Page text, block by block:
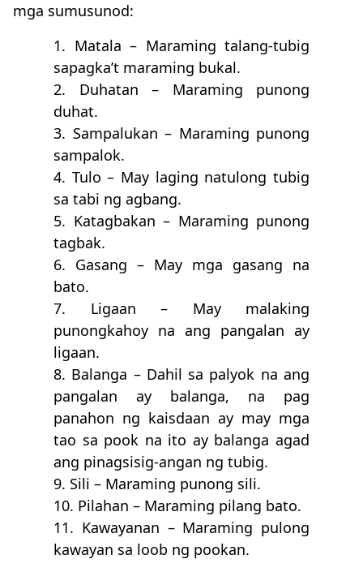
mga sumusunod:
1. Matala – Maraming talang-tubig
sapagka’t maraming bukal.
2. Duhatan – Maraming punong
duhat.
3. Sampalukan – Maraming punong
sampalok.
4. Tulo – May laging natulong tubig
sa tabi ng agbang.
5. Katagbakan – Maraming punong
tagbak.
6. Gasang – May mga gasang na
bato.
7. Ligaan – May malaking
punongkahoy na ang pangalan ay
ligaan.
8. Balanga – Dahil sa palyok na ang
pangalan ay balanga, na pag
panahon ng kaisdaan ay may mga
tao sa pook na ito ay balanga agad
ang pinagsisig-angan ng tubig.
9. Sili – Maraming punong sili.
10. Pilahan – Maraming pilang bato.
11. Kawayanan – Maraming pulong
kawayan sa loob ng pookan.